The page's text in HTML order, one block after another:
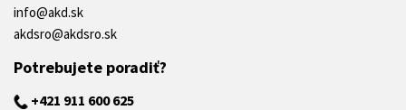
info@akd.sk
akdsro@akdsro.sk
Potrebujete poradiť?
+421 911 600 625